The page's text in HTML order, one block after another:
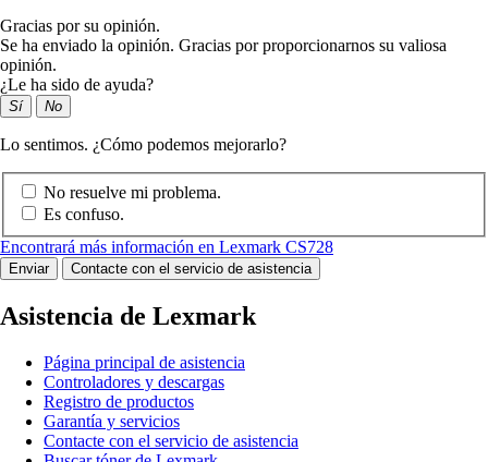
Gracias por su opinión.
Se ha enviado la opinión. Gracias por proporcionarnos su valiosa
opinión.
¿Le ha sido de ayuda?
Sí No
Lo sentimos. ¿Cómo podemos mejorarlo?
No resuelve mi problema.
Es confuso.
Encontrará más información en Lexmark CS728
Enviar Contacte con el servicio de asistencia
Asistencia de Lexmark
Página principal de asistencia
Controladores y descargas
Registro de productos
Garantía y servicios
Contacte con el servicio de asistencia